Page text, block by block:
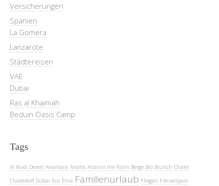
Versicherungen
Spanien
La Gomera
Lanzarote
Städtereisen
VAE
Dubai
Ras al Khaimah
Beduin Oasis Camp
Tags
Al Wadi Desert Anantara Andros Atlantis the Palm Berge Bio Brunch Chalet
Chaletdorf Dubai Eco Etna Familienurlaub Fliegen Freizeitpark